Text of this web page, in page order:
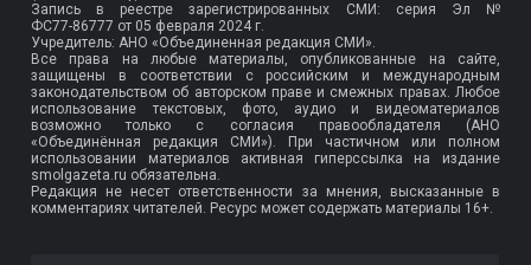
Запись в реестре зарегистрированных СМИ: серия Эл №
ФС77-86777 от 05 февраля 2024 г.
Учредитель: АНО «Объединенная редакция СМИ».
Все права на любые материалы, опубликованные на сайте,
защищены в соответствии с российским и международным
законодательством об авторском праве и смежных правах. Любое
использование текстовых, фото, аудио и видеоматериалов
возможно только с согласия правообладателя (АНО
«Объединённая редакция СМИ»). При частичном или полном
использовании материалов активная гиперссылка на издание
smolgazeta.ru обязательна.
Редакция не несет ответственности за мнения, высказанные в
комментариях читателей. Ресурс может содержать материалы 16+.